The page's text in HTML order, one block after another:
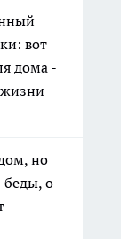
вот
дома -
жизни
но
беды, о